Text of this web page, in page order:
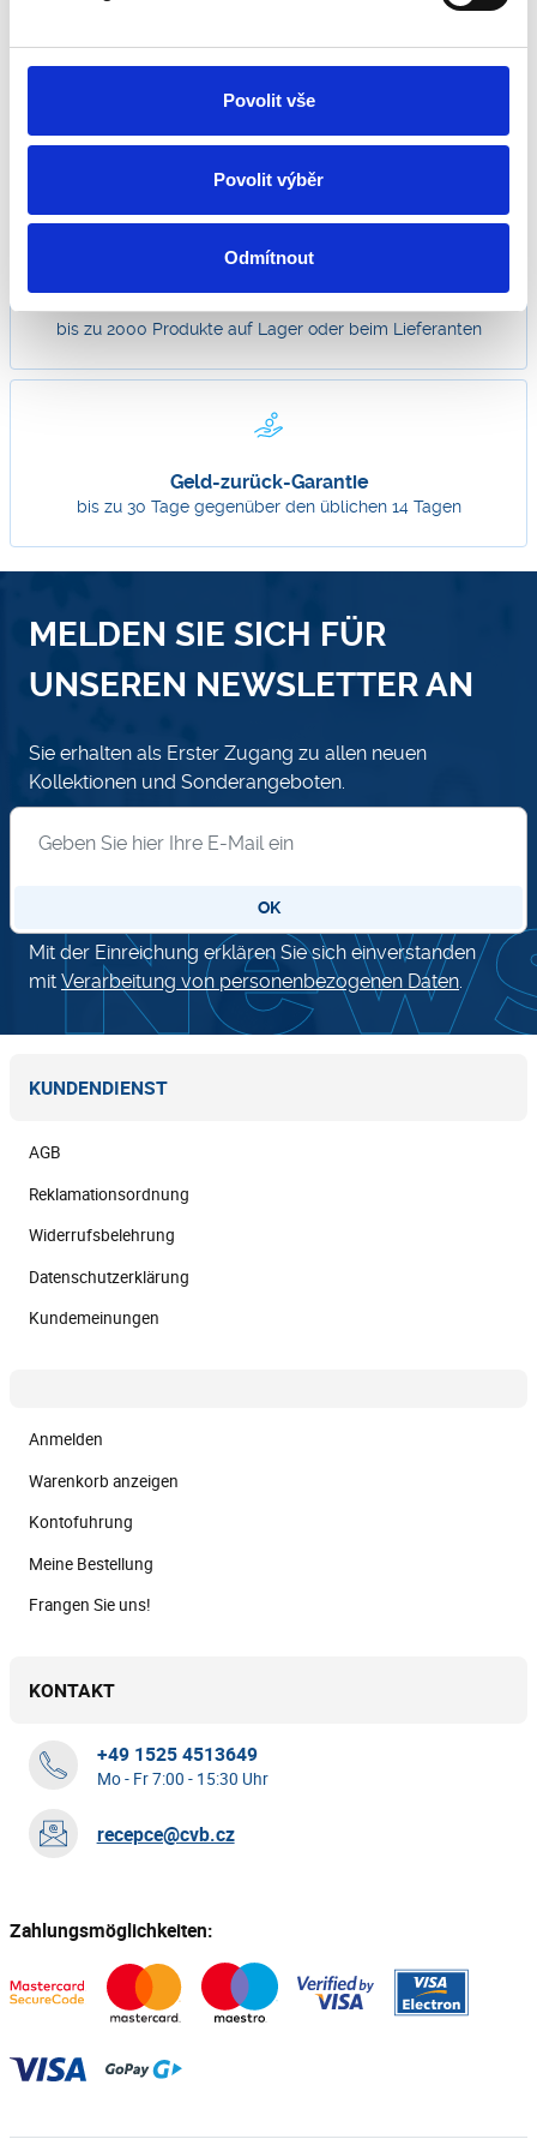
Povolit vše
Povolit výběr
Odmítnout
bis zu 2000 Produkte auf Lager oder beim Lieferanten
Geld-zurück-Garantie
bis zu 30 Tage gegenüber den üblichen 14 Tagen
MELDEN SIE SICH FÜR
UNSEREN NEWSLETTER AN
Sie erhalten als Erster Zugang zu allen neuen
Kollektionen und Sonderangeboten.
OK
Mit der Einreichung erklären Sie sich einverstanden
mit Verarbeitung von personenbezogenen Daten.
KUNDENDIENST
AGB
Reklamationsordnung
Widerrufsbelehrung
Datenschutzerklärung
Kundemeinungen
Anmelden
Warenkorb anzeigen
Kontofuhrung
Meine Bestellung
Frangen Sie uns!
KONTAKT
+49 1525 4513649
Mo - Fr 7:00 - 15:30 Uhr
recepce@cvb.cz
Zahlungsmöglichkeiten: